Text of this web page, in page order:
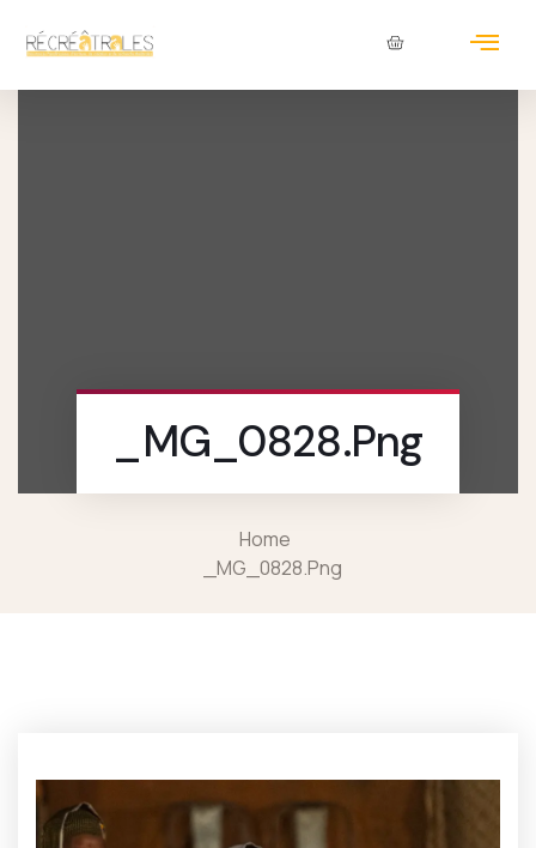
_MG_0828.png
Home
_MG_0828.png